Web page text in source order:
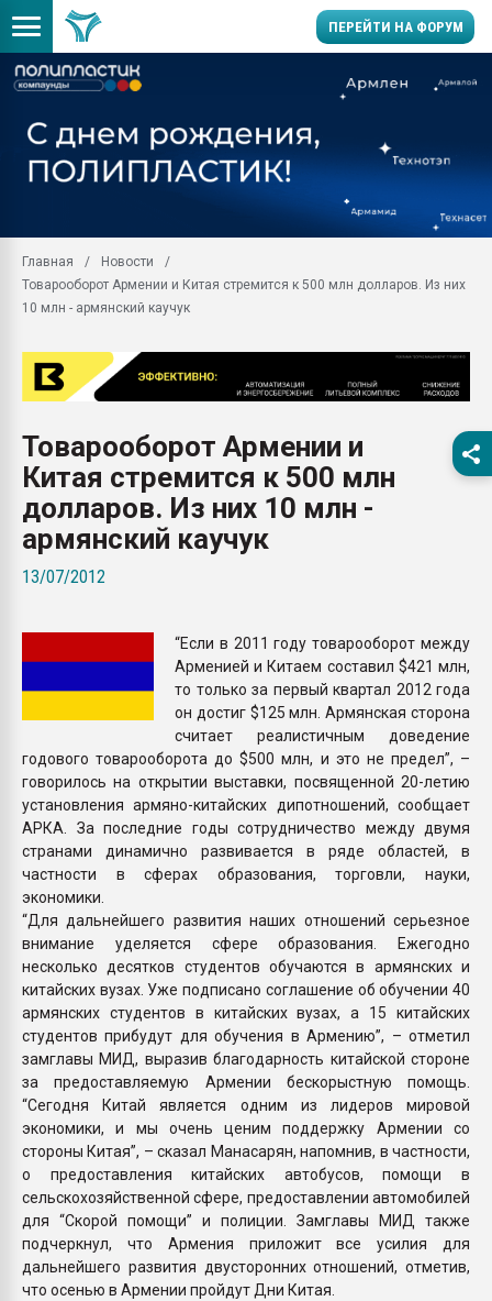
ПЕРЕЙТИ НА ФОРУМ
Вакуум-формовочные
28.07.2026
Всё, что касается
бутылок
вакуумного
Продам отходы
поликарбоната и АБС-
Armaloy PC/ABS-1IM
Главная
Новости
Товарооборот Армении и Китая стремится к 500 млн долларов. Из них
10 млн - армянский каучук
Товарооборот Армении и
Китая стремится к 500 млн
долларов. Из них 10 млн -
армянский каучук
13/07/2012
“Если в 2011 году товарооборот между
Арменией и Китаем составил $421 млн,
то только за первый квартал 2012 года
он достиг $125 млн. Армянская сторона
считает реалистичным доведение
годового товарооборота до $500 млн, и это не предел”, –
говорилось на открытии выставки, посвященной 20-летию
установления армяно-китайских дипотношений, сообщает
АРКА. За последние годы сотрудничество между двумя
странами динамично развивается в ряде областей, в
частности в сферах образования, торговли, науки,
экономики.
“Для дальнейшего развития наших отношений серьезное
внимание уделяется сфере образования. Ежегодно
несколько десятков студентов обучаются в армянских и
китайских вузах. Уже подписано соглашение об обучении 40
армянских студентов в китайских вузах, а 15 китайских
студентов прибудут для обучения в Армению”, – отметил
замглавы МИД, выразив благодарность китайской стороне
за предоставляемую Армении бескорыстную помощь.
“Сегодня Китай является одним из лидеров мировой
экономики, и мы очень ценим поддержку Армении со
стороны Китая”, – сказал Манасарян, напомнив, в частности,
о предоставления китайских автобусов, помощи в
сельскохозяйственной сфере, предоставлении автомобилей
для “Скорой помощи” и полиции. Замглавы МИД также
подчеркнул, что Армения приложит все усилия для
дальнейшего развития двусторонних отношений, отметив,
что осенью в Армении пройдут Дни Китая.